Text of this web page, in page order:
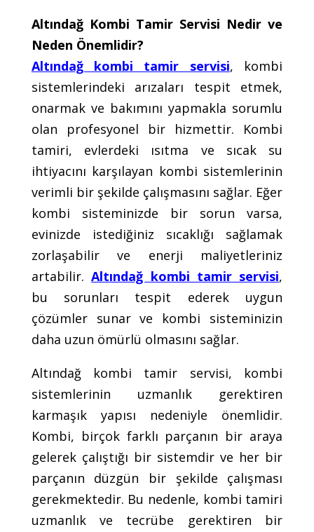
Altındağ Kombi Tamir Servisi Nedir ve
Neden Önemlidir?
Altındağ kombi tamir servisi, kombi
sistemlerindeki arızaları tespit etmek,
onarmak ve bakımını yapmakla sorumlu
olan profesyonel bir hizmettir. Kombi
tamiri, evlerdeki ısıtma ve sıcak su
ihtiyacını karşılayan kombi sistemlerinin
verimli bir şekilde çalışmasını sağlar. Eğer
kombi sisteminizde bir sorun varsa,
evinizde istediğiniz sıcaklığı sağlamak
zorlaşabilir ve enerji maliyetleriniz
artabilir.Altındağ kombi tamir servisi,
bu sorunları tespit ederek uygun
çözümler sunar ve kombi sisteminizin
daha uzun ömürlü olmasını sağlar.
Altındağ kombi tamir servisi, kombi
sistemlerinin uzmanlık gerektiren
karmaşık yapısı nedeniyle önemlidir.
Kombi, birçok farklı parçanın bir araya
gelerek çalıştığı bir sistemdir ve her bir
parçanın düzgün bir şekilde çalışması
gerekmektedir. Bu nedenle, kombi tamiri
uzmanlık ve tecrübe gerektiren bir